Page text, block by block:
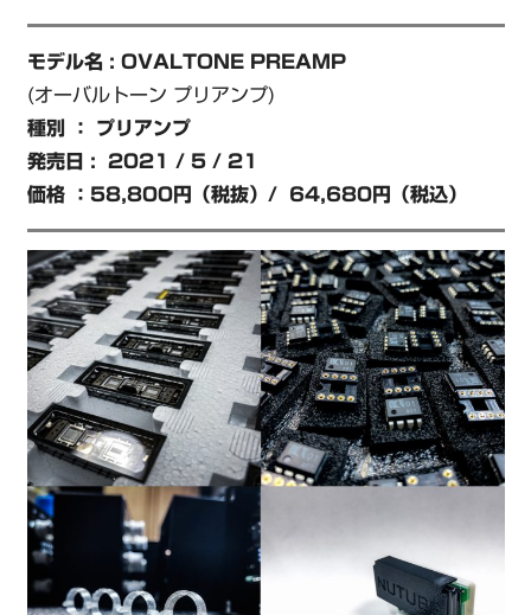
モデル名 : OVALTONE PREAMP
(オーバルトーン プリアンプ)
種別 ： プリアンプ
発売日 : 2021 / 5 / 21
価格 ：58,800円（税抜）/ 64,680円（税込）